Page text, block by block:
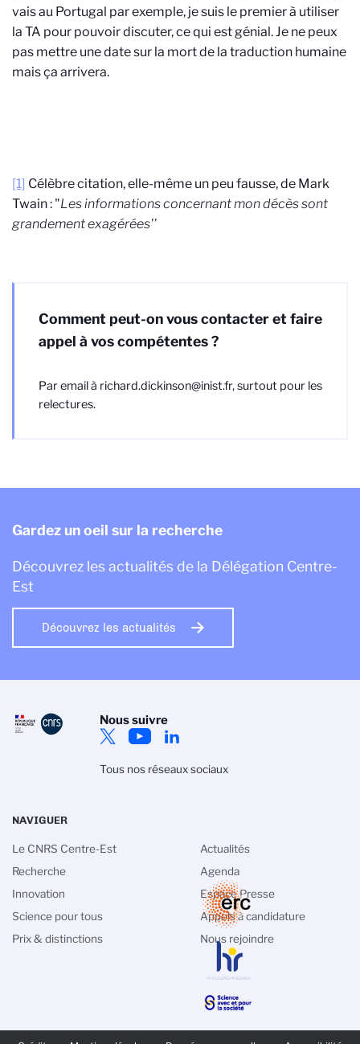
vais au Portugal par exemple, je suis le premier à utiliser
la TA pour pouvoir discuter, ce qui est génial. Je ne peux
pas mettre une date sur la mort de la traduction humaine
mais ça arrivera.
[1] Célèbre citation, elle-même un peu fausse, de Mark
Twain : "Les informations concernant mon décès sont
grandement exagérées''
Comment peut-on vous contacter et faire
appel à vos compétentes ?
Par email à richard.dickinson@inist.fr, surtout pour les
relectures.
Gardez un oeil sur la recherche
Découvrez les actualités de la Délégation Centre-
Est
Découvrez les actualités
Nous suivre
Tous nos réseaux sociaux
NAVIGUER
Le CNRS Centre-Est
Recherche
Innovation
Science pour tous
Prix & distinctions
Actualités
Agenda
Espace Presse
Appels à candidature
Nous rejoindre
des cookies
de gestion des cookies du CNRS est élaborée en
avec sa mission de recherche scientifique. Ce site
l’information sur les cookies qu’il utilise et le contrôle